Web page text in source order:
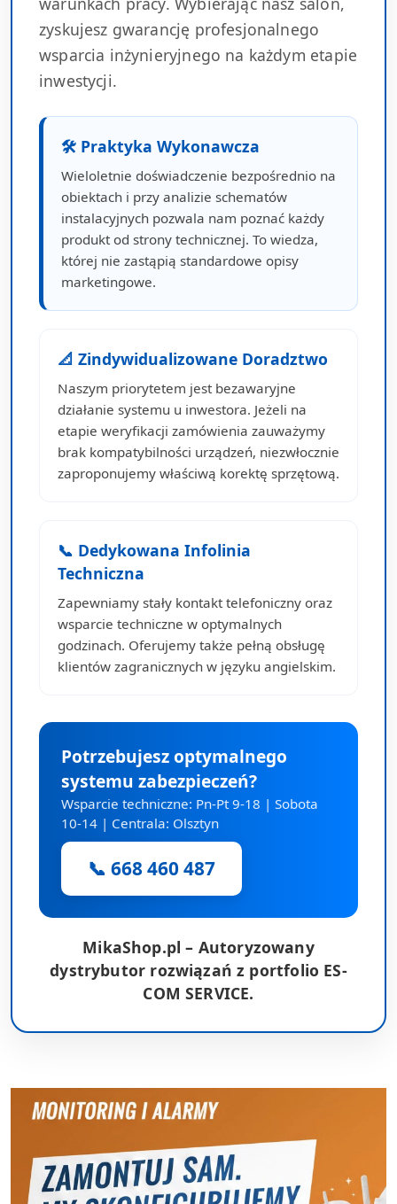
zyskujesz gwarancję profesjonalnego
wsparcia inżynieryjnego na każdym etapie
inwestycji.
🛠 Praktyka Wykonawcza
Wieloletnie doświadczenie bezpośrednio na
obiektach i przy analizie schematów
instalacyjnych pozwala nam poznać każdy
produkt od strony technicznej. To wiedza,
której nie zastąpią standardowe opisy
marketingowe.
📐 Zindywidualizowane Doradztwo
Naszym priorytetem jest bezawaryjne
działanie systemu u inwestora. Jeżeli na
etapie weryfikacji zamówienia zauważymy
brak kompatybilności urządzeń, niezwłocznie
zaproponujemy właściwą korektę sprzętową.
📞 Dedykowana Infolinia
Techniczna
Zapewniamy stały kontakt telefoniczny oraz
wsparcie techniczne w optymalnych
godzinach. Oferujemy także pełną obsługę
klientów zagranicznych w języku angielskim.
Potrzebujesz optymalnego
systemu zabezpieczeń?
Wsparcie techniczne: Pn-Pt 9-18 | Sobota
10-14 | Centrala: Olsztyn
📞 668 460 487
MikaShop.pl – Autoryzowany
dystrybutor rozwiązań z portfolio ES-
COM SERVICE.